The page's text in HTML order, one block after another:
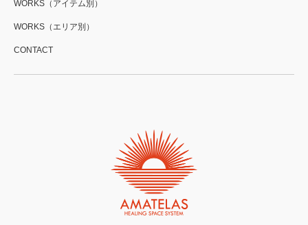
WORKS（アイテム別）
WORKS（エリア別）
CONTACT